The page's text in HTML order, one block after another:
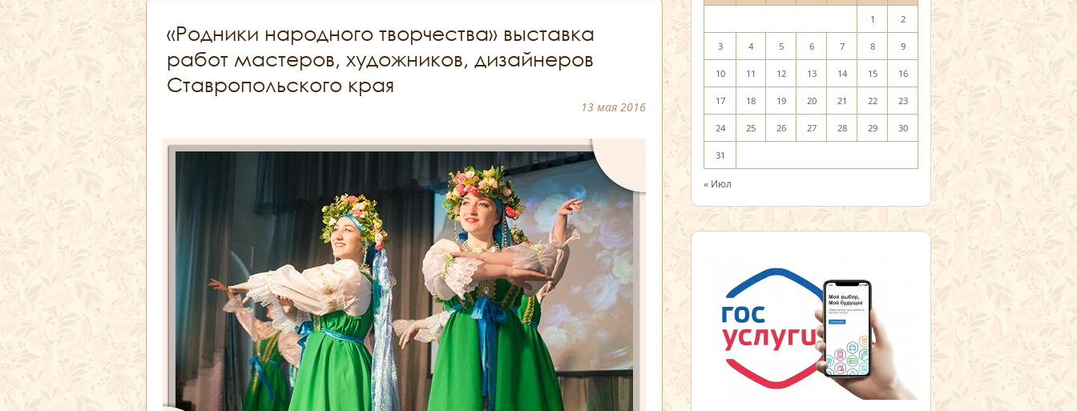
«Родники народного творчества» выставка
работ мастеров, художников, дизайнеров
Ставропольского края
13 мая 2016
1 2
3 4 5 6 7 8 9
10 11 12 13 14 15 16
17 18 19 20 21 22 23
24 25 26 27 28 29 30
31
« Июл